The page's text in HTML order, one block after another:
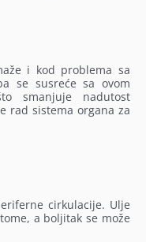
i kod problema sa
se susreće sa ovom
smanjuje nadutost
rad sistema organa za
cirkulacije. Ulje
a boljitak se može